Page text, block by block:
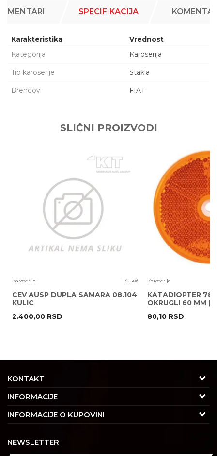
SPECIFIKACIJA
Karakteristika
Vrednost
Kategorija
Karoserija
Tip karoserije Stakla
Brendovi FIAT
POŠALJI
SLIČNI PROIZVODI
Karoserija 141129
CEV AUSP DUPLA SAMARA 08.104
KULIC
2.400,00 RSD
Karoserija
KATADIOPTER
OKRUGLI 60 MM ( )
80,10 RSD
KONTAKT
Adresa
Trgovačka 7/2, Čukarica
11030 Beograd, Srbija
INFORMACIJE
O nama
Saradnja
INFORMACIJE O KUPOVINI
Izjava o privatnosti i sigurnosti podataka
NEWSLETTER